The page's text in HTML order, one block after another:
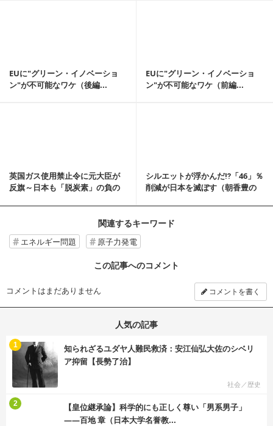
EUに"グリーン・イノベーショ
ン"が不可能なワケ（後編...
EUに"グリーン・イノベーショ
ン"が不可能なワケ（前編...
英国ガス使用禁止令に元大臣が
反旗～日本も「脱炭素」の負の
シルエットが浮かんだ⁉「46」％
削減が日本を滅ぼす（朝香豊の
関連するキーワード
エネルギー問題 原子力発電
この記事へのコメント
コメントはまだありません コメントを書く
人気の記事
知られざるユダヤ人難民救済：安江仙弘大佐のシベリ
ア抑留【長勢了治】
社会／歴史
1
【皇位継承論】科学的にも正しく尊い「男系男子」
――百地 章（日本大学名誉教...
2